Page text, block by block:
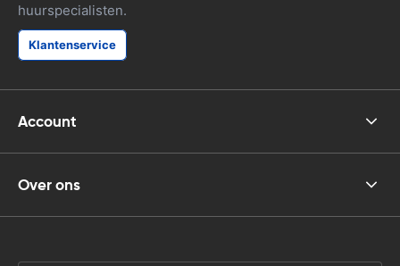
huurspecialisten.
Klantenservice
Account
Over ons